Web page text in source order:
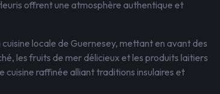
offrent une atmosphère authentique et
locale de Guernesey, mettant en avant des
les fruits de mer délicieux et les produits laitiers
raffinée alliant traditions insulaires et